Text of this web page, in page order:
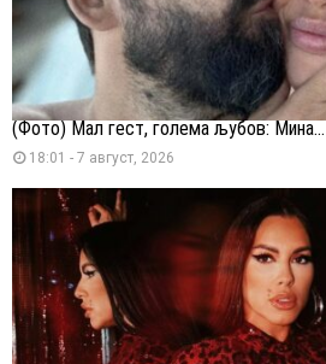
(Фото) Мал гест, голема љубов: Мина...
18:01 - 7 август, 2026